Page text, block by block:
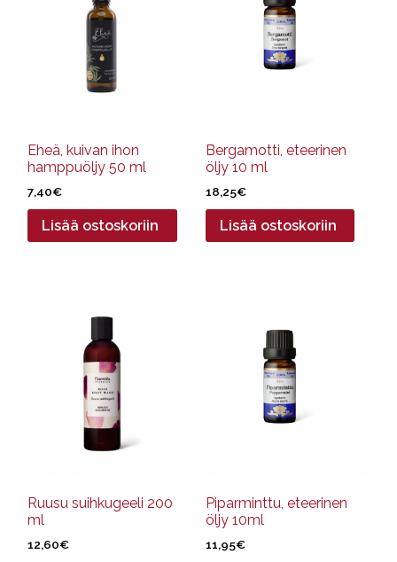
Eheä, kuivan ihon
hamppuöljy 50 ml
7,40€
Lisää ostoskoriin
Bergamotti, eteerinen
öljy 10 ml
18,25€
Lisää ostoskoriin
Ruusu suihkugeeli 200
ml
12,60€
Piparminttu, eteerinen
öljy 10ml
11,95€